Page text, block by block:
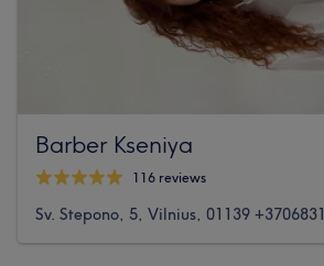
Barber Kseniya
116 reviews
Sv. Stepono, 5, Vilnius, 01139